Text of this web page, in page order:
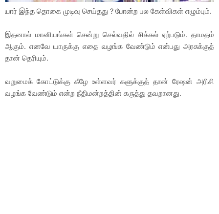
யார் இந்த தொகை முடிவு செய்தது ? போன்ற பல கேள்விகள் எழும்பும்.
இதனால் மானியங்கள் சென்று செல்வதில் சிக்கல் ஏற்படும். தாமதம்
ஆகும். எனவே யாருக்கு எதை வழங்க வேண்டும் என்பது அரசுக்குத்
தான் தெரியும்.
வறுமைக் கோட்டுக்கு கீழே உள்ளவர் களுக்குத் தான் ரேஷன் அரிசி
வழங்க வேண்டும் என்ற நீதிமன்றத்தின் கருத்து தவறானது.